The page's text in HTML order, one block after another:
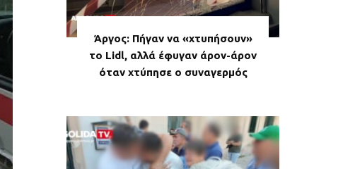
Άργος: Πήγαν να «χτυπήσουν»
το Lidl, αλλά έφυγαν άρον-άρον
όταν χτύπησε ο συναγερμός